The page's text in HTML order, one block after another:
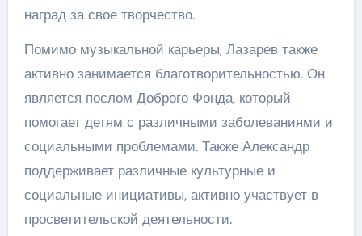
наград за свое творчество.
Помимо музыкальной карьеры, Лазарев также
активно занимается благотворительностью. Он
является послом Доброго Фонда, который
помогает детям с различными заболеваниями и
социальными проблемами. Также Александр
поддерживает различные культурные и
социальные инициативы, активно участвует в
просветительской деятельности.